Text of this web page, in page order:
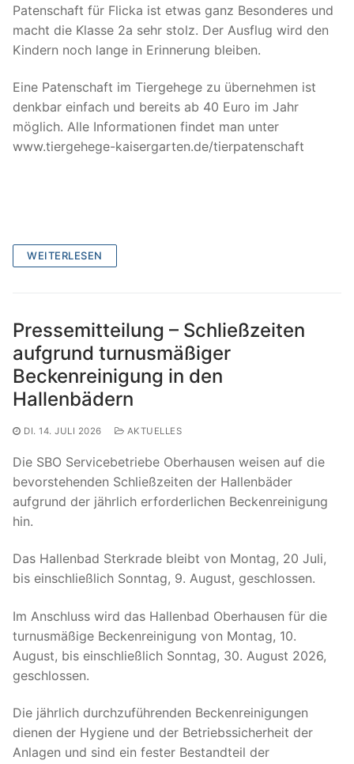
Patenschaft für Flicka ist etwas ganz Besonderes und
macht die Klasse 2a sehr stolz. Der Ausflug wird den
Kindern noch lange in Erinnerung bleiben.
Eine Patenschaft im Tiergehege zu übernehmen ist
denkbar einfach und bereits ab 40 Euro im Jahr
möglich. Alle Informationen findet man unter
www.tiergehege-kaisergarten.de/tierpatenschaft
WEITERLESEN
Pressemitteilung – Schließzeiten
aufgrund turnusmäßiger
Beckenreinigung in den
Hallenbädern
DI. 14. JULI 2026 AKTUELLES
Die SBO Servicebetriebe Oberhausen weisen auf die
bevorstehenden Schließzeiten der Hallenbäder
aufgrund der jährlich erforderlichen Beckenreinigung
hin.
Das Hallenbad Sterkrade bleibt von Montag, 20 Juli,
bis einschließlich Sonntag, 9. August, geschlossen.
Im Anschluss wird das Hallenbad Oberhausen für die
turnusmäßige Beckenreinigung von Montag, 10.
August, bis einschließlich Sonntag, 30. August 2026,
geschlossen.
Die jährlich durchzuführenden Beckenreinigungen
dienen der Hygiene und der Betriebssicherheit der
Anlagen und sind ein fester Bestandteil der